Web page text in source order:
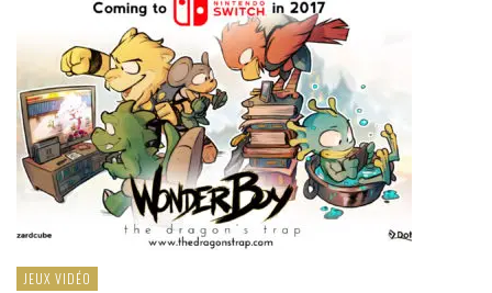
JEUX VIDÉO